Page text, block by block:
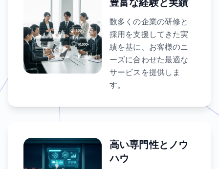
豊富な経験と実績
数多くの企業の研修と
採用を支援してきた実
績を基に、お客様のニ
ーズに合わせた最適な
サービスを提供しま
す。
高い専門性とノウ
ハウ